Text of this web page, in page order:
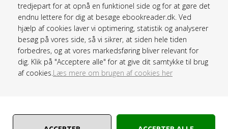
tredjepart for at opnå en funktionel side og for at gøre det
endnu lettere for dig at besøge ebookreader.dk. Ved
hjælp af cookies laver vi optimering, statistik og analyserer
besøg på vores side, så vi sikrer, at siden hele tiden
forbedres, og at vores markedsføring bliver relevant for
dig. Klik på "Acceptere alle" for at give dit samtykke til brug
af cookies. Læs mere om brugen af cookies her